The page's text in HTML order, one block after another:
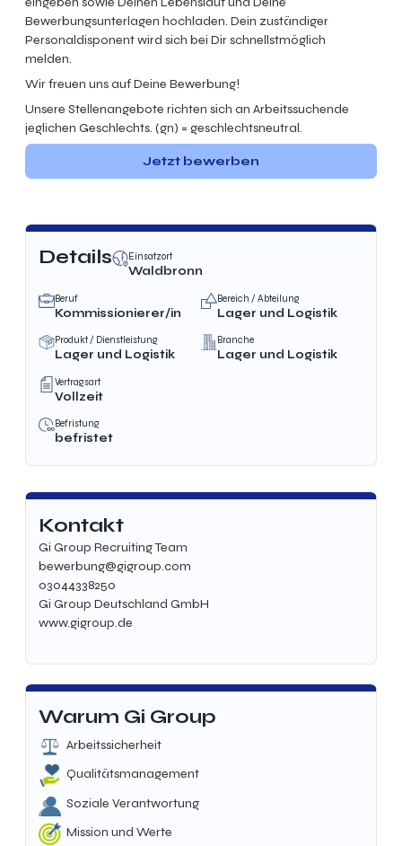
Bewerbungsunterlagen hochladen. Dein zuständiger
Personaldisponent wird sich bei Dir schnellstmöglich
melden.
Wir freuen uns auf Deine Bewerbung!
Unsere Stellenangebote richten sich an Arbeitssuchende
jeglichen Geschlechts. (gn) = geschlechtsneutral.
Jetzt bewerben
Details Einsatzort
Waldbronn
Beruf
Kommissionierer/in
Bereich / Abteilung
Lager und Logistik
Produkt / Dienstleistung
Lager und Logistik
Branche
Lager und Logistik
Vertragsart
Vollzeit
Befristung
befristet
Kontakt
Gi Group Recruiting Team
bewerbung@gigroup.com
03044338250
Gi Group Deutschland GmbH
www.gigroup.de
Warum Gi Group
Arbeitssicherheit
Qualitätsmanagement
Soziale Verantwortung
Mission und Werte